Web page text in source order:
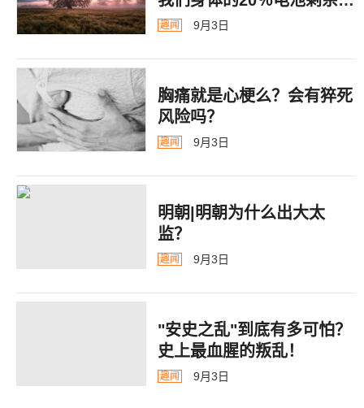
告
趣闻 9月3日
胸痛就是心梗么？会有猝死
风险吗？
趣闻 9月3日
明朝|明朝为什么出大太
监？ ​​​
趣闻 9月3日
"安史之乱"到底有多可怕？
史上最血腥的叛乱！
趣闻 9月3日